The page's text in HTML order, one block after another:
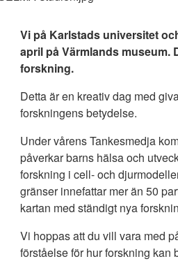
Vi på Karlstads universitet
april på Värmlands museum.
forskning.
Detta är en kreativ dag med
forskningens betydelse.
Under vårens Tankesmedja
påverkar barns hälsa och
forskning i cell- och
gränser innefattar mer än 50
kartan med ständigt nya
Vi hoppas att du vill vara med
förståelse för hur forskning kan